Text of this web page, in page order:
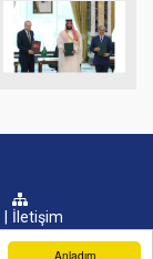
Anladım
İletişim